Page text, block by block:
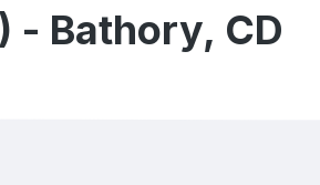
- Bathory, CD